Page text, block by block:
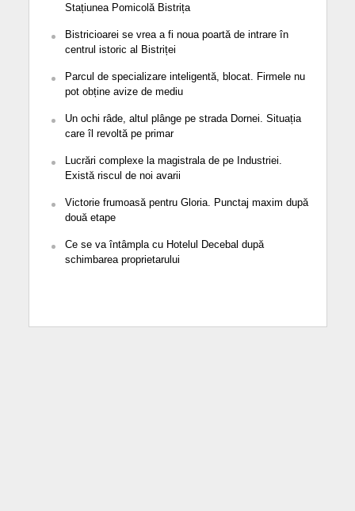
Stațiunea Pomicolă Bistrița
Bistricioarei se vrea a fi noua poartă de intrare în
centrul istoric al Bistriței
Parcul de specializare inteligentă, blocat. Firmele nu
pot obține avize de mediu
Un ochi râde, altul plânge pe strada Dornei. Situația
care îl revoltă pe primar
Lucrări complexe la magistrala de pe Industriei.
Există riscul de noi avarii
Victorie frumoasă pentru Gloria. Punctaj maxim după
două etape
Ce se va întâmpla cu Hotelul Decebal după
schimbarea proprietarului